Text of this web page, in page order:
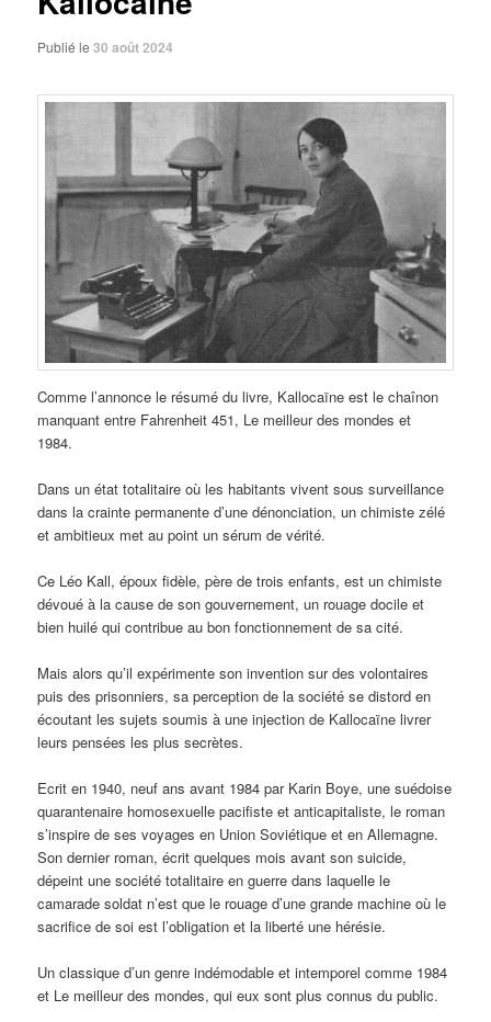
Publié le30 août 2024
Comme l’annonce le résumé du livre, Kallocaïne est le chaînon
manquant entre Fahrenheit 451, Le meilleur des mondes et
1984.
Dans un état totalitaire où les habitants vivent sous surveillance
dans la crainte permanente d’une dénonciation, un chimiste zélé
et ambitieux met au point un sérum de vérité.
Ce Léo Kall, époux fidèle, père de trois enfants, est un chimiste
dévoué à la cause de son gouvernement, un rouage docile et
bien huilé qui contribue au bon fonctionnement de sa cité.
Mais alors qu’il expérimente son invention sur des volontaires
puis des prisonniers, sa perception de la société se distord en
écoutant les sujets soumis à une injection de Kallocaïne livrer
leurs pensées les plus secrètes.
Ecrit en 1940, neuf ans avant 1984 par Karin Boye, une suédoise
quarantenaire homosexuelle pacifiste et anticapitaliste, le roman
s’inspire de ses voyages en Union Soviétique et en Allemagne.
Son dernier roman, écrit quelques mois avant son suicide,
dépeint une société totalitaire en guerre dans laquelle le
camarade soldat n’est que le rouage d’une grande machine où le
sacrifice de soi est l’obligation et la liberté une hérésie.
Un classique d’un genre indémodable et intemporel comme 1984
et Le meilleur des mondes, qui eux sont plus connus du public.